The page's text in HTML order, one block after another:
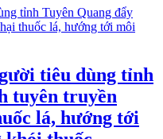
tiêu dùng tỉnh
tuyên truyền
lá, hướng tới